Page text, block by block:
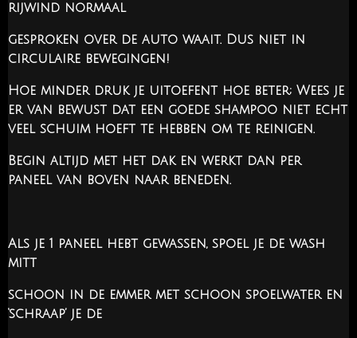
rijwind normaal
gesproken over de auto waait. Dus niet in
circulaire bewegingen!
Hoe minder druk je uitoefent hoe beter; Wees je
er van bewust dat een goede shampoo niet echt
veel schuim hoeft te hebben om te reinigen.
Begin altijd met het dak en werkt dan per
paneel van boven naar beneden.
Als je 1 paneel hebt gewassen, spoel je de wash
mitt
schoon in de emmer met schoon spoelwater en
‘schraap’ je de